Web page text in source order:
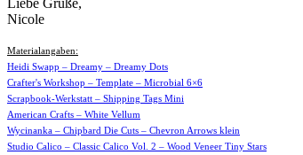
Nicole
Materialangaben:
Heidi Swapp – Dreamy – Dreamy Dots
Crafter's Workshop – Template – Microbial 6×6
Scrapbook-Werkstatt – Shipping Tags Mini
American Crafts – White Vellum
Wycinanka – Chipbard Die Cuts – Chevron Arrows klein
Studio Calico – Classic Calico Vol. 2 – Wood Veneer Tiny Stars